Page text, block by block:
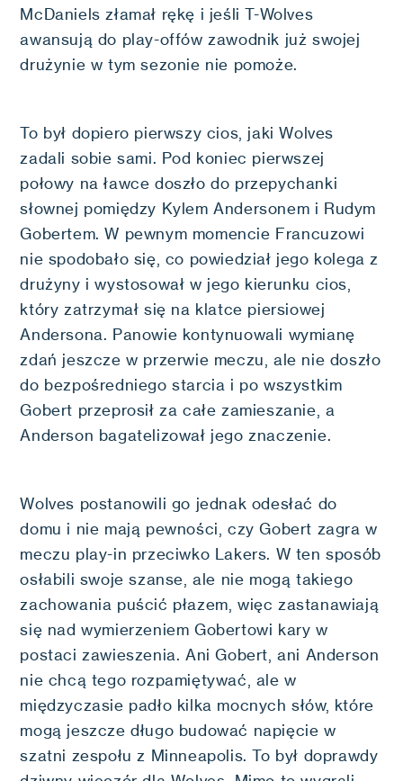
McDaniels złamał rękę i jeśli T-Wolves
awansują do play-offów zawodnik już swojej
drużynie w tym sezonie nie pomoże.
To był dopiero pierwszy cios, jaki Wolves
zadali sobie sami. Pod koniec pierwszej
połowy na ławce doszło do przepychanki
słownej pomiędzy Kylem Andersonem i Rudym
Gobertem. W pewnym momencie Francuzowi
nie spodobało się, co powiedział jego kolega z
drużyny i wystosował w jego kierunku cios,
który zatrzymał się na klatce piersiowej
Andersona. Panowie kontynuowali wymianę
zdań jeszcze w przerwie meczu, ale nie doszło
do bezpośredniego starcia i po wszystkim
Gobert przeprosił za całe zamieszanie, a
Anderson bagatelizował jego znaczenie.
Wolves postanowili go jednak odesłać do
domu i nie mają pewności, czy Gobert zagra w
meczu play-in przeciwko Lakers. W ten sposób
osłabili swoje szanse, ale nie mogą takiego
zachowania puścić płazem, więc zastanawiają
się nad wymierzeniem Gobertowi kary w
postaci zawieszenia. Ani Gobert, ani Anderson
nie chcą tego rozpamiętywać, ale w
międzyczasie padło kilka mocnych słów, które
mogą jeszcze długo budować napięcie w
szatni zespołu z Minneapolis. To był doprawdy